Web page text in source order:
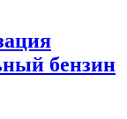
бензин